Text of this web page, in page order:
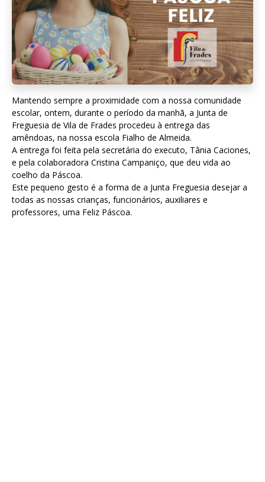
Mantendo sempre a proximidade com a nossa comunidade
escolar, ontem, durante o período da manhã, a Junta de
Freguesia de Vila de Frades procedeu à entrega das
amêndoas, na nossa escola Fialho de Almeida.
A entrega foi feita pela secretária do executo, Tânia Caciones,
e pela colaboradora Cristina Campaniço, que deu vida ao
coelho da Páscoa.
Este pequeno gesto é a forma de a Junta Freguesia desejar a
todas as nossas crianças, funcionários, auxiliares e
professores, uma Feliz Páscoa.